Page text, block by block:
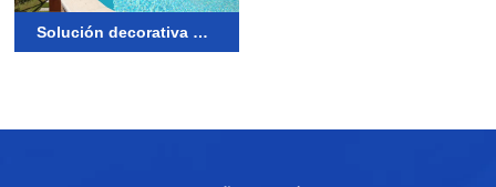
Solución decorativa de perlas/guijarros de cristal para piscinas de primera calidad